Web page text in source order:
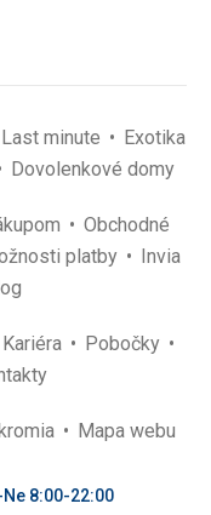
Last minute
Exotika
Dovolenkové domy
Obchodné
platby
Invia
Kariéra
Pobočky
Mapa webu
8:00-22:00